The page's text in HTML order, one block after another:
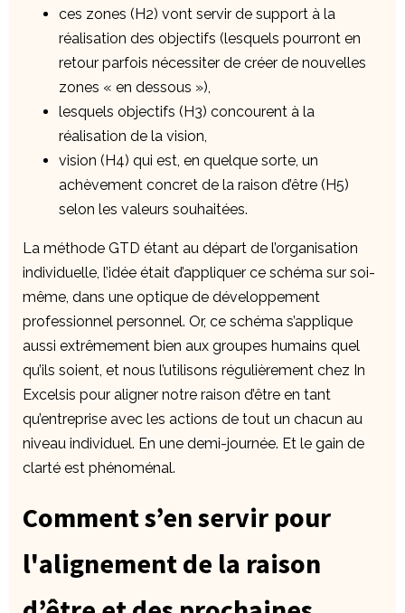
ces zones (H2) vont servir de support à la
réalisation des objectifs (lesquels pourront en
retour parfois nécessiter de créer de nouvelles
zones « en dessous »),
lesquels objectifs (H3) concourent à la
réalisation de la vision,
vision (H4) qui est, en quelque sorte, un
achèvement concret de la raison d’être (H5)
selon les valeurs souhaitées.
La méthode GTD étant au départ de l’organisation
individuelle, l’idée était d’appliquer ce schéma sur soi-
même, dans une optique de développement
professionnel personnel. Or, ce schéma s’applique
aussi extrêmement bien aux groupes humains quel
qu’ils soient, et nous l’utilisons régulièrement chez In
Excelsis pour aligner notre raison d’être en tant
qu’entreprise avec les actions de tout un chacun au
niveau individuel. En une demi-journée. Et le gain de
clarté est phénoménal.
Comment s’en servir pour
l'alignement de la raison